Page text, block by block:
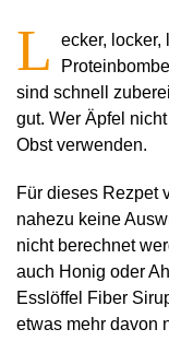
L
ecker, locker,
sind schnell
gut. Wer Äpfel
Obst verwenden.
Für dieses Rezpet
nahezu keine
nicht berechnet
auch Honig oder
Esslöffel Fiber
etwas mehr davon